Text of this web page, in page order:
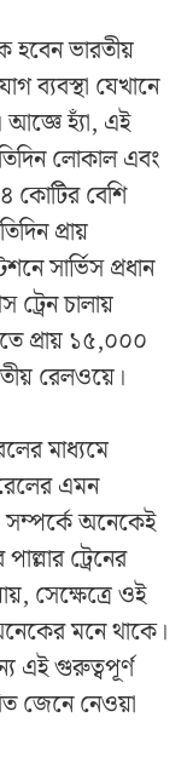
ভারতীয়
ব্যবস্থা যেখানে
আজ্ঞে হ্যাঁ, এই
লোকাল এবং
কোটির বেশি
প্রায়
সার্ভিস প্রধান
ট্রেন চালায়
প্রায় ১৫,০০০
রেলওয়ে।
মাধ্যমে
এমন
অনেকেই
ট্রেনের
সেক্ষেত্রে ওই
মনে থাকে।
এই গুরুত্বপূর্ণ
জেনে নেওয়া